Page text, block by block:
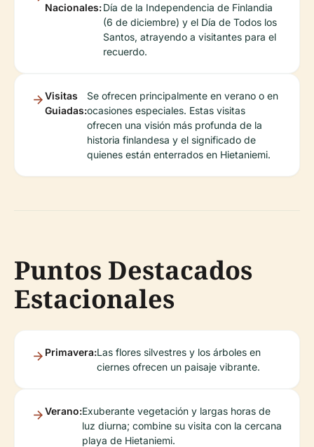
Nacionales:Día de la Independencia de Finlandia
(6 de diciembre) y el Día de Todos los
Santos, atrayendo a visitantes para el
recuerdo.
Visitas
Guiadas:
Se ofrecen principalmente en verano o en
ocasiones especiales. Estas visitas
ofrecen una visión más profunda de la
historia finlandesa y el significado de
quienes están enterrados en Hietaniemi.
Puntos Destacados
Estacionales
Primavera:Las flores silvestres y los árboles en
ciernes ofrecen un paisaje vibrante.
Verano:Exuberante vegetación y largas horas de
luz diurna; combine su visita con la cercana
playa de Hietaniemi.